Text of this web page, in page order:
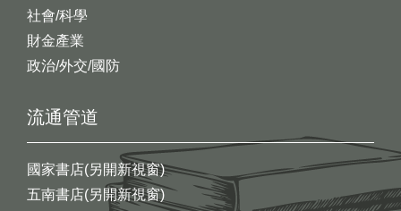
社會/科學
財金產業
政治/外交/國防
流通管道
國家書店(另開新視窗)
五南書店(另開新視窗)